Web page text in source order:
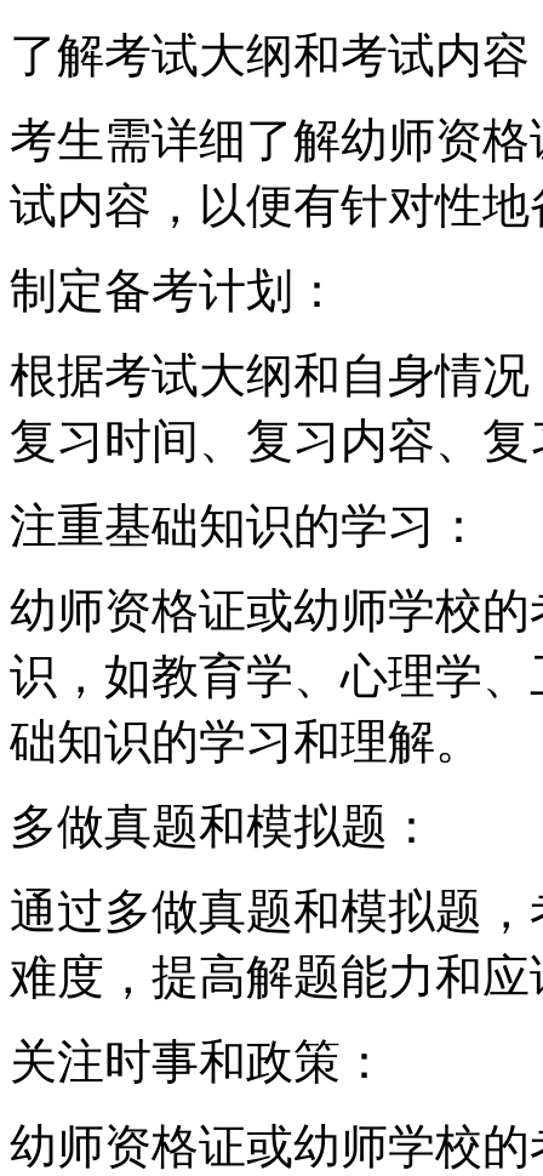
了解考试大纲和考试内容
考生需详细了解幼师资
试内容，以便有针对性地
制定备考计划：
根据考试大纲和自身情
复习时间、复习内容、
注重基础知识的学习：
幼师资格证或幼师学校
识，如教育学、心理学
础知识的学习和理解。
多做真题和模拟题：
通过多做真题和模拟题
难度，提高解题能力和
关注时事和政策：
幼师资格证或幼师学校